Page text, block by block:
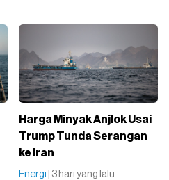
Harga Minyak Anjlok Usai
Trump Tunda Serangan
ke Iran
Energi | 3 hari yang lalu